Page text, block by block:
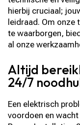
hierbij cruciaal;
leidraad. Om
te waarborgen,
al onze
Altijd
24/7
Een elektrisch
voordoen en